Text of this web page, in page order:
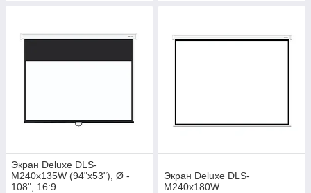
Экран Deluxe DLS-
M240x135W (94"х53"), Ø -
108", 16:9
Экран Deluxe DLS-
M240х180W